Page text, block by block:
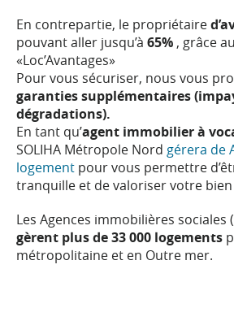
En contrepartie, le propriétaire
pouvant aller jusqu’à 65% , grâce
«Loc’Avantages»
Pour vous sécuriser, nous vous
garanties supplémentaires
dégradations).
En tant qu’agent immobilier à
SOLIHA Métropole Nord gérera de
logement pour vous permettre
tranquille et de valoriser votre
Les Agences immobilières sociales
gèrent plus de 33 000 logements
métropolitaine et en Outre mer.